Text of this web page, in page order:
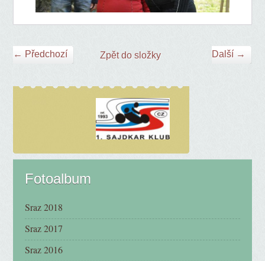
← Předchozí Další →
Zpět do složky
Fotoalbum
Sraz 2018
Sraz 2017
Sraz 2016